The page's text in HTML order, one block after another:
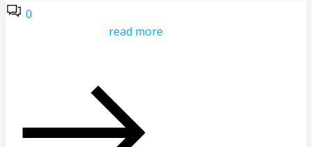
0
read more